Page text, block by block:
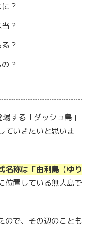
？
？
？
？
する「ダッシュ島」
ていきたいと思いま
名称は「由利島（ゆり
位置している無人島で
ので、その辺のことも